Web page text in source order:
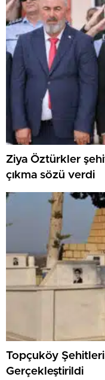
Ziya Öztürkler
çıkma sözü verdi
Topçuköy
Gerçekleştirildi